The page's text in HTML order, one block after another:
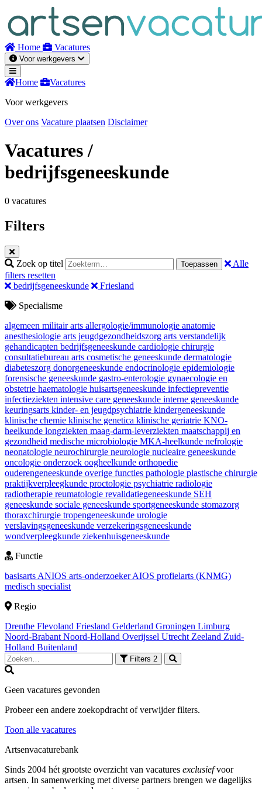
inhoud
Home Vacatures
Voor werkgevers
Home
Vacatures
Voor werkgevers
Over ons Vacature plaatsen Disclaimer
Vacatures/
bedrijfsgeneeskunde
0 vacatures
Filters
Zoek op titel Toepassen
Alle
filters resetten
bedrijfsgeneeskunde
Friesland
Specialisme
algemeen militair arts allergologie/immunologie anatomie
anesthesiologie arts jeugdgezondheidszorg arts verstandelijk
gehandicapten bedrijfsgeneeskunde cardiologie chirurgie
consultatiebureau arts cosmetische geneeskunde dermatologie
diabeteszorg donorgeneeskunde endocrinologie epidemiologie
forensische geneeskunde gastro-enterologie gynaecologie en
obstetrie haematologie huisartsgeneeskunde infectiepreventie
infectieziekten intensive care geneeskunde interne geneeskunde
keuringsarts kinder- en jeugdpsychiatrie kindergeneeskunde
klinische chemie klinische genetica klinische geriatrie KNO-
heelkunde longziekten maag-darm-leverziekten maatschappij en
gezondheid medische microbiologie MKA-heelkunde nefrologie
neonatologie neurochirurgie neurologie nucleaire geneeskunde
oncologie onderzoek oogheelkunde orthopedie
ouderengeneeskunde overige functies pathologie plastische chirurgie
praktijkverpleegkunde proctologie psychiatrie radiologie
radiotherapie reumatologie revalidatiegeneeskunde SEH
geneeskunde sociale geneeskunde sportgeneeskunde stomazorg
thoraxchirurgie tropengeneeskunde urologie
verslavingsgeneeskunde verzekeringsgeneeskunde
wondverpleegkunde ziekenhuisgeneeskunde
Functie
basisarts ANIOS arts-onderzoekerAIOS profielarts (KNMG)
medisch specialist
Regio
Drenthe Flevoland Friesland Gelderland Groningen Limburg
Noord-Brabant Noord-Holland Overijssel Utrecht Zeeland Zuid-
Holland Buitenland
Filters 2
Geen vacatures gevonden
Probeer een andere zoekopdracht of verwijder filters.
Toon alle vacatures
Artsenvacaturebank
Sinds 2004 hét grootste overzicht van vacatures exclusiefvoor
artsen. In samenwerking met diverse partners brengen we dagelijks